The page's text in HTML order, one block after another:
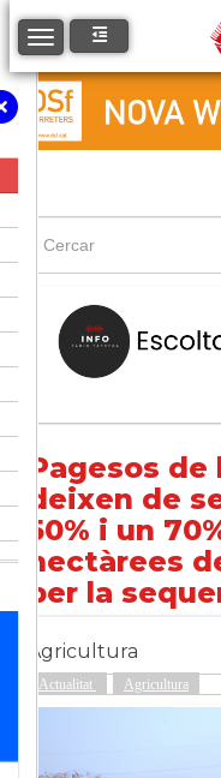
Toggle navigation
Pagesos
deixen de
50% i un
hectàrees
per la
Agricultura
Actualitat Agricultura